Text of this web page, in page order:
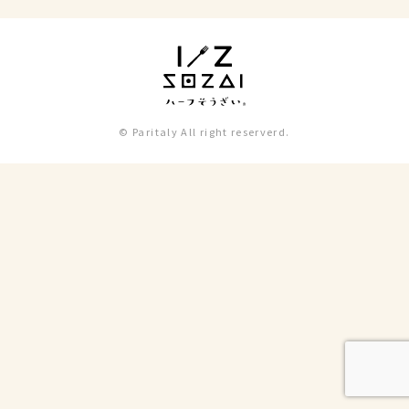
© Paritaly All right reserverd.